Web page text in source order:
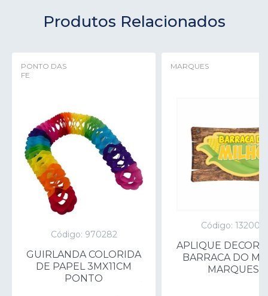
Produtos Relacionados
PONTO DAS
FE
Código: 970282
GUIRLANDA COLORIDA
DE PAPEL 3MX11CM
PONTO
MARQUES
Código: 132007
APLIQUE
BARRACA DO
MARQUES